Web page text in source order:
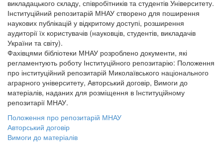
викладацького складу, співробітників та студентів Університету.
Інституційний репозитарій МНАУ створено для поширення
наукових публікацій у відкритому доступі, розширення
аудиторії їх користувачів (науковців, студентів, викладачів
України та світу).
Фахівцями бібліотеки МНАУ розроблено документи, які
регламентують роботу Інституційного репозитарію: Положення
про інституційний репозитарій Миколаївського національного
аграрного університету, Авторський договір, Вимоги до
матеріалів, наданих для розміщення в Інституційному
репозитарії МНАУ.
Положення про репозитарій МНАУ
Авторський договір
Вимоги до матеріалів